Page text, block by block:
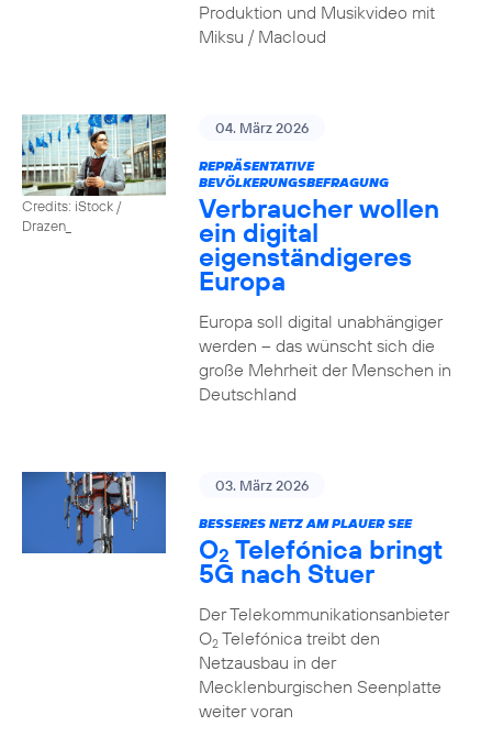
Produktion und Musikvideo mit
Miksu / Macloud
Credits: iStock /
Drazen_
04. März 2026
REPRÄSENTATIVE
BEVÖLKERUNGSBEFRAGUNG
Verbraucher wollen
ein digital
eigenständigeres
Europa
Europa soll digital unabhängiger
werden – das wünscht sich die
große Mehrheit der Menschen in
Deutschland
03. März 2026
BESSERES NETZ AM PLAUER SEE
O2 Telefónica bringt
5G nach Stuer
Der Telekommunikationsanbieter
O2Telefónica treibt den
Netzausbau in der
Mecklenburgischen Seenplatte
weiter voran